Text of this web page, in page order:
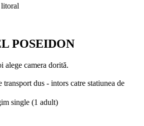
litoral
POSEIDON
alege camera dorită.
transport dus - intors catre statiunea de
single (1 adult)